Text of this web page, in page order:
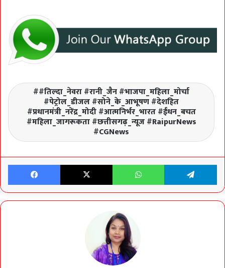
#तिल्दा_नेवरा #रानी_जैन #भाजपा_महिला_मोर्चा
#पेट्रोल_डीजल #सोने_के_आभूषण #देशहित
#प्रधानमंत्री_नरेंद्र_मोदी #आत्मनिर्भर_भारत #ईंधन_बचत
#महिला_जागरूकता #छत्तीसगढ़_न्यूज #RaipurNews
#CGNews
Facebook X WhatsApp